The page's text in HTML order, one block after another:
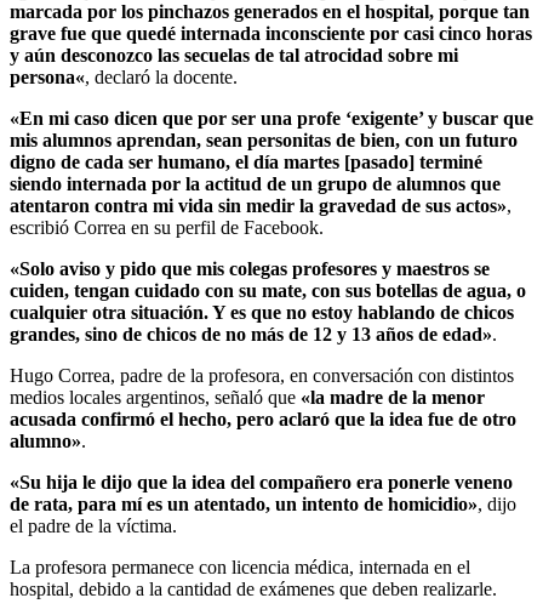
marcada por los pinchazos generados en el hospital, porque tan
grave fue que quedé internada inconsciente por casi cinco horas
y aún desconozco las secuelas de tal atrocidad sobre mi
persona«, declaró la docente.
«En mi caso dicen que por ser una profe ‘exigente’ y buscar que
mis alumnos aprendan, sean personitas de bien, con un futuro
digno de cada ser humano, el día martes [pasado] terminé
siendo internada por la actitud de un grupo de alumnos que
atentaron contra mi vida sin medir la gravedad de sus actos»,
escribió Correa en su perfil de Facebook.
«Solo aviso y pido que mis colegas profesores y maestros se
cuiden, tengan cuidado con su mate, con sus botellas de agua, o
cualquier otra situación. Y es que no estoy hablando de chicos
grandes, sino de chicos de no más de 12 y 13 años de edad».
Hugo Correa, padre de la profesora, en conversación con distintos
medios locales argentinos, señaló que «la madre de la menor
acusada confirmó el hecho, pero aclaró que la idea fue de otro
alumno».
«Su hija le dijo que la idea del compañero era ponerle veneno
de rata, para mí es un atentado, un intento de homicidio», dijo
el padre de la víctima.
La profesora permanece con licencia médica, internada en el
hospital, debido a la cantidad de exámenes que deben realizarle.